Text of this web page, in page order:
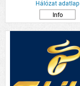
Hálózat adatlap
Info